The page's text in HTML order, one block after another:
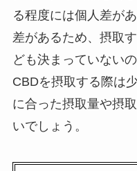
る程度には個人差が
差があるため、摂取
ども決まっていない
CBDを摂取する際は
に合った摂取量や摂
いでしょう。